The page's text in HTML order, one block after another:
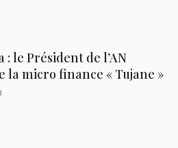
le Président de l’AN
la micro finance « Tujane »